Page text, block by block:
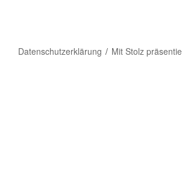
Datenschutzerklärung Mit Stolz